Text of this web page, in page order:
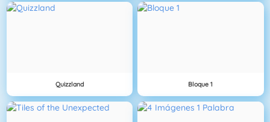
Quizzland Bloque 1